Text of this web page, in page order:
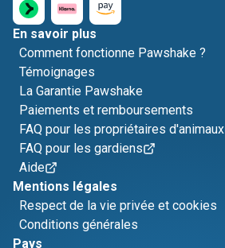
En savoir plus
Comment fonctionne Pawshake ?
Témoignages
La Garantie Pawshake
Paiements et remboursements
FAQ pour les propriétaires d'animaux
FAQ pour les gardiens
Aide
Mentions légales
Respect de la vie privée et cookies
Conditions générales
Pays